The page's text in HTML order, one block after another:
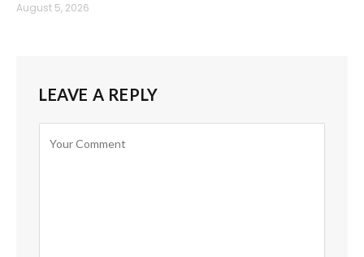
August 5, 2026
LEAVE A REPLY